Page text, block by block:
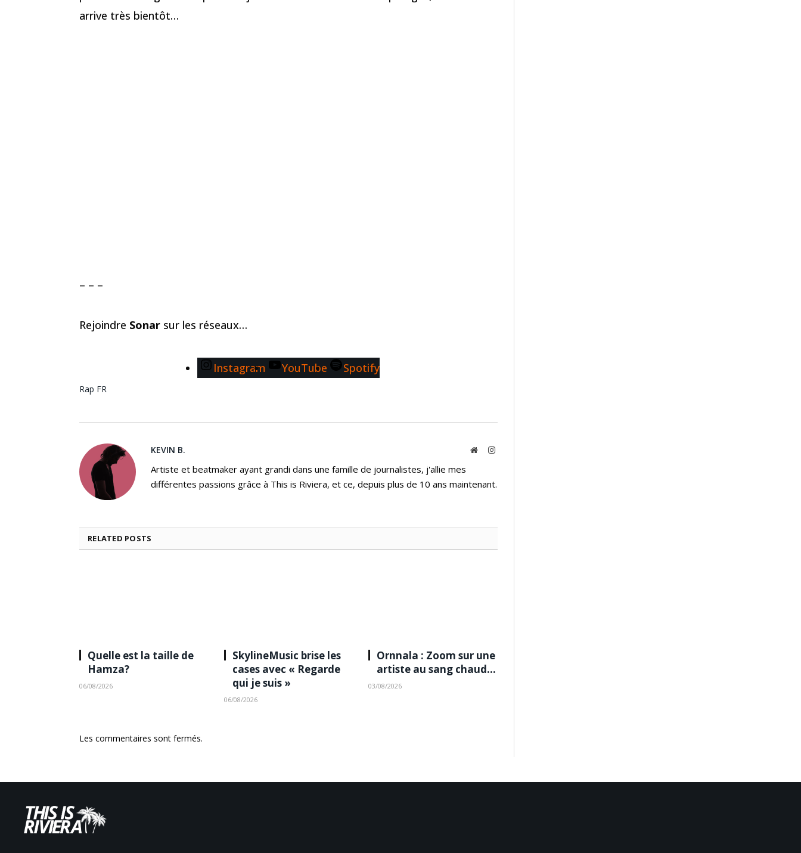
arrive très bientôt…
– – –
Rejoindre Sonar sur les réseaux…
Instagram YouTube Spotify
Rap FR
KEVIN B. WebsiteInstagram
Artiste et beatmaker ayant grandi dans une famille de journalistes, j'allie mes
différentes passions grâce à This is Riviera, et ce, depuis plus de 10 ans maintenant.
RELATED POSTS
Quelle est la taille de
Hamza?
06/08/2026
SkylineMusic brise les
cases avec « Regarde
qui je suis »
06/08/2026
Ornnala : Zoom sur une
artiste au sang chaud…
03/08/2026
Les commentaires sont fermés.